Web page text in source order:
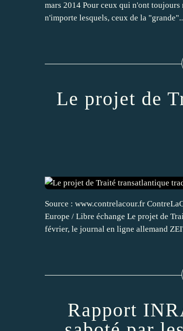
mars 2014 Pour ceux qui n'ont
n'importe lesquels, ceux de la
Le projet de
Source : www.contrelacour.fr
Europe / Libre échange Le projet de
février, le journal en ligne allemand
Rapport